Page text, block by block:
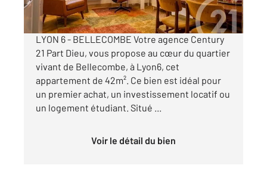
Visiter le site dédié
LYON 6 - BELLECOMBE Votre agence Century
21 Part Dieu, vous propose au cœur du quartier
vivant de Bellecombe, à Lyon6, cet
appartement de 42m². Ce bien est idéal pour
un premier achat, un investissement locatif ou
un logement étudiant. Situé ...
Voir le détail du bien